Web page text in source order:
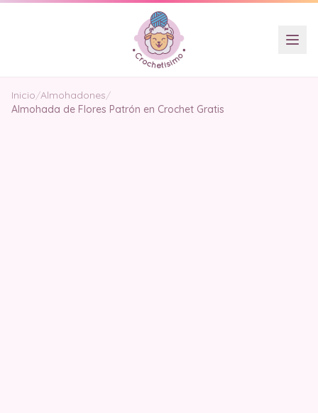
Inicio/Almohadones/
Almohada de Flores Patrón en Crochet Gratis